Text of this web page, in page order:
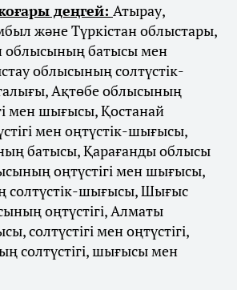
деңгей: Атырау,
және Түркістан облыстары,
облысының батысы мен
облысының солтүстік-
Ақтөбе облысының
мен шығысы, Қостанай
мен оңтүстік-шығысы,
батысы, Қарағанды облысы
оңтүстігі мен шығысы,
солтүстік-шығысы, Шығыс
оңтүстігі, Алматы
солтүстігі мен оңтүстігі,
солтүстігі, шығысы мен